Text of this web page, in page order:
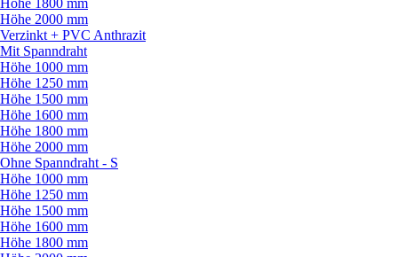
Höhe 1800 mm
Höhe 2000 mm
Verzinkt + PVC Anthrazit
Mit Spanndraht
Höhe 1000 mm
Höhe 1250 mm
Höhe 1500 mm
Höhe 1600 mm
Höhe 1800 mm
Höhe 2000 mm
Ohne Spanndraht - S
Höhe 1000 mm
Höhe 1250 mm
Höhe 1500 mm
Höhe 1600 mm
Höhe 1800 mm